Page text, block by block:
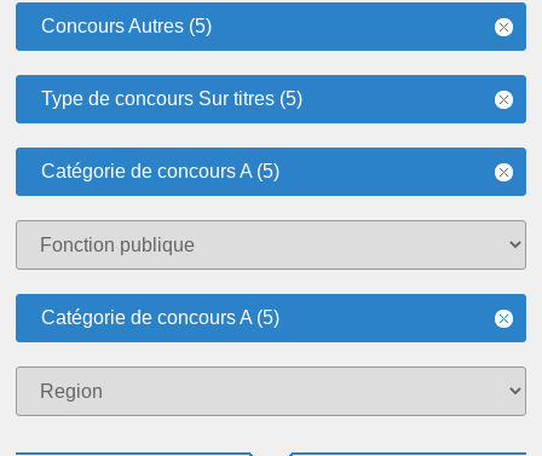
Concours Autres (5)
Type de concours Sur titres (5)
Catégorie de concours A (5)
Catégorie de concours A (5)